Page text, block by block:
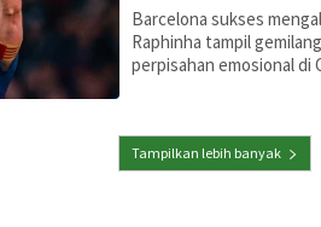
Barcelona sukses
Raphinha tampil
perpisahan emosional di
Tampilkan lebih banyak